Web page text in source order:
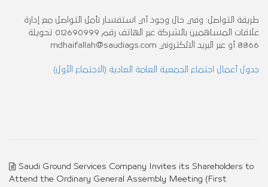
طريقة التواصل: وفي حال وجود أي استفسار نأمل التواصل مع إدارة
علاقات المساهمين بالشركة عبر الهاتف رقم 012690999 تحويلة
8866 أو عبر البريد الالكتروني mdhaifallah@saudiags.com
جدول أعمال اجتماع الجمعية العامة العادية (الاجتماع الأول)
Saudi Ground Services Company Invites its Shareholders to
Attend the Ordinary General Assembly Meeting (First